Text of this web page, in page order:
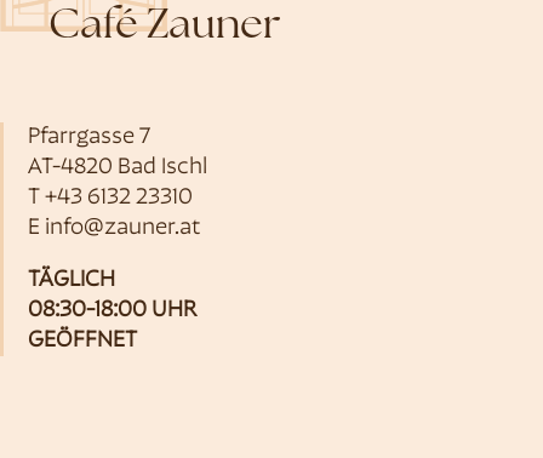
Café Zauner
Pfarrgasse 7
AT-4820 Bad Ischl
T +43 6132 23310
E info@zauner.at
TÄGLICH
08:30-18:00 UHR
GEÖFFNET